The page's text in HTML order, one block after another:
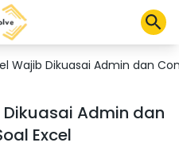
Wajib Dikuasai Admin dan
Dikuasai Admin dan
Excel